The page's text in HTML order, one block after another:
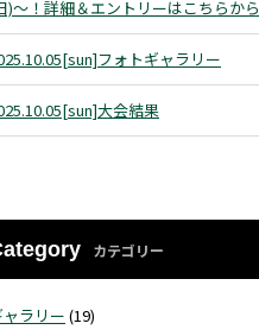
)〜！詳細＆エントリーはこちらから
フォトギャラリー
大会結果
カテゴリー
ャラリー (19)